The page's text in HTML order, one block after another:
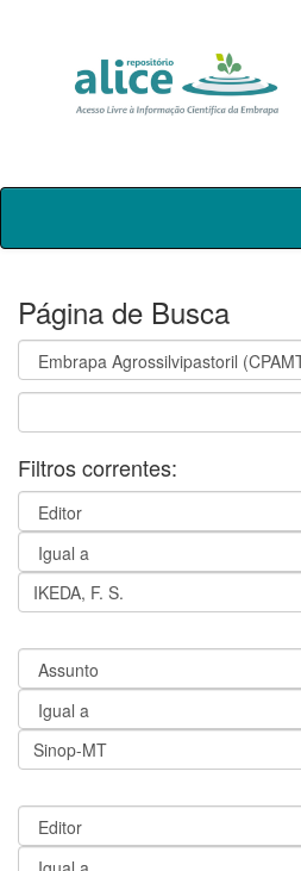
Skip
Página de Busca
Filtros correntes: